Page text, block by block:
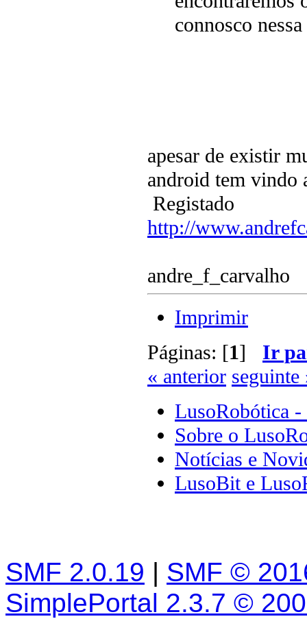
connosco
apesar de existir
android tem vindo
Registado
http://
andre_f_carvalho
Imprimir
Páginas: [1] Ir
« anterior seguinte
LusoRobótica -
Sobre o
Notícias e
LusoBit e
SMF 2.0.19 | SMF ©
SimplePortal 2.3.7 ©